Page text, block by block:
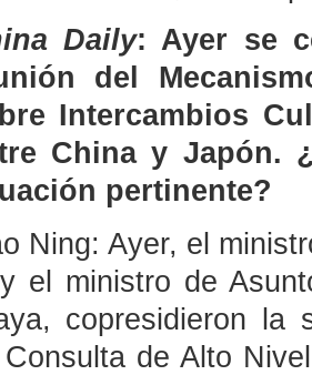
Daily: Ayer se
del
Intercambios
China y Japón.
pertinente?
Ning: Ayer, el
el ministro de
copresidieron la
de Alto